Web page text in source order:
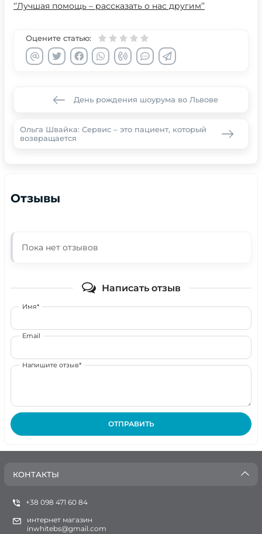
‘’Лучшая помощь – рассказать о нас другим’’
Оцените статью:
День рождения шоурума во Львове
Ольга Швайка: Сервис – это пациент, который
возвращается
Отзывы
Пока нет отзывов
Написать отзыв
Имя*
Email
Напишите отзыв*
ОТПРАВИТЬ
КОНТАКТЫ
+38 098 471 60 84
интернет магазин
inwhitebs@gmail.com